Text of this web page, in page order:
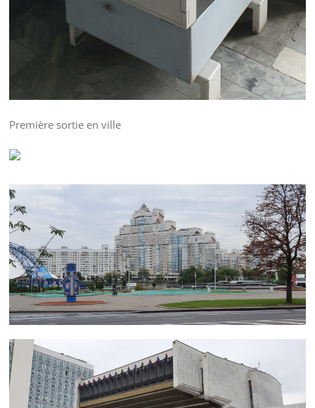
Première sortie en ville